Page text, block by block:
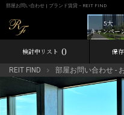
部屋お問い合わせ | ブランド賃貸－REIT FIND
5大
キャンペー
検討中リスト 0 保
REIT FIND 部屋お問い合わせ -